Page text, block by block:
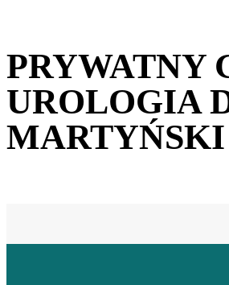
PRYWATNY
UROLOGIA
MARTYŃSKI